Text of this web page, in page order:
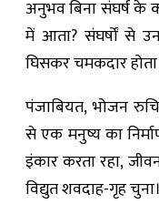
अनुभव बिना संघर्ष के
में आता? संघर्षों से
घिसकर चमकदार होता
पंजाबियत, भोजन रुचि,
से एक मनुष्य का
इंकार करता रहा,
विद्युत शवदाह-गृह चुना।